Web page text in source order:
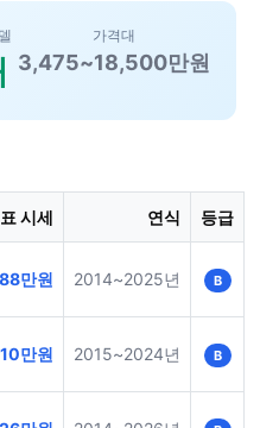
가격대
3,475~18,500만원
시세 연식 등급
만원 2014~2025년 B
만원 2015~2024년 B